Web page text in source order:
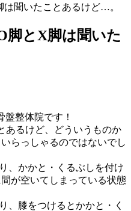
は聞いたことあるけど…。
脚とX脚は聞いた
整体院です！
あるけど、どういうものか
らっしゃるのではないでし
、かかと・くるぶしを付け
が空いてしまっている状態
、膝をつけるとかかと・く